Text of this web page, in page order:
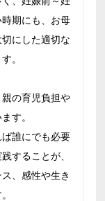
期にも、お母
にした適切な
。
の育児負担や
す。
誰にでも必要
することが、
、感性や生き